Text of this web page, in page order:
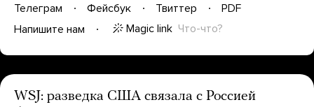
Телеграм Фейсбук Твиттер
PDF
Напишите нам
Magic link Что-что?
WSJ: разведка США связала с Россией